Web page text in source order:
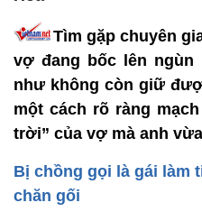
Tìm gặp chuyên
vợ đang bốc lên ngùn
như không còn giữ
một cách rõ ràng
trời” của vợ mà anh
Bị chồng gọi là gái làm
chăn gối